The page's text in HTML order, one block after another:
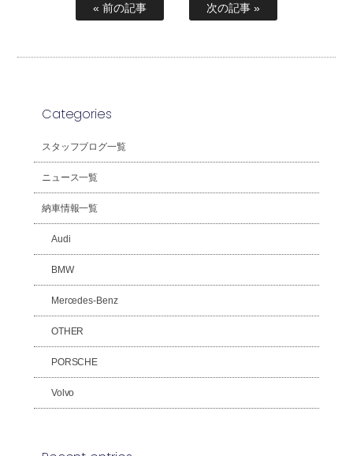
« 前の記事 次の記事 »
Categories
スタッフブログ一覧
ニュース一覧
納車情報一覧
Audi
BMW
Mercedes-Benz
OTHER
PORSCHE
Volvo